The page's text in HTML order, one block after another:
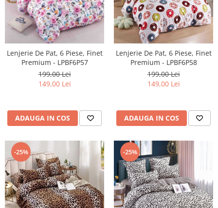
Lenjerie De Pat, 6 Piese, Finet
Premium - LPBF6P57
199,00 Lei
149,00 Lei
ADAUGA IN COS
Lenjerie De Pat, 6 Piese, Finet
Premium - LPBF6P58
199,00 Lei
149,00 Lei
ADAUGA IN COS
-25% -25%